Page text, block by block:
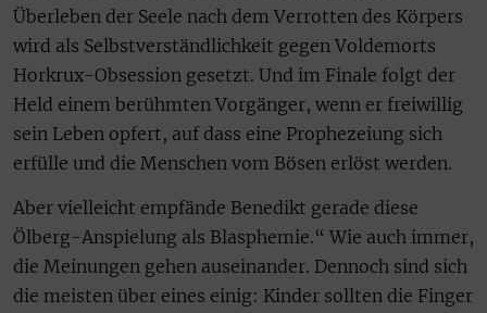
Überleben der Seele nach dem Verrotten des Körpers
wird als Selbstverständlichkeit gegen Voldemorts
Horkrux-Obsession gesetzt. Und im Finale folgt der
Held einem berühmten Vorgänger, wenn er freiwillig
sein Leben opfert, auf dass eine Prophezeiung sich
erfülle und die Menschen vom Bösen erlöst werden.
Aber vielleicht empfände Benedikt gerade diese
Ölberg-Anspielung als Blasphemie.“ Wie auch immer,
die Meinungen gehen auseinander. Dennoch sind sich
die meisten über eines einig: Kinder sollten die Finger